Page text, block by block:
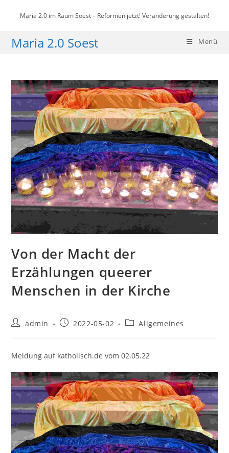
Maria 2.0 im Raum Soest – Reformen jetzt! Veränderung gestalten!
Maria 2.0 Soest Menü
Von der Macht der
Erzählungen queerer
Menschen in der Kirche
Beitrags-
admin
Beitrag2022-05-02
Beitrags-
Allgemeines
Meldung auf katholisch.de vom 02.05.22